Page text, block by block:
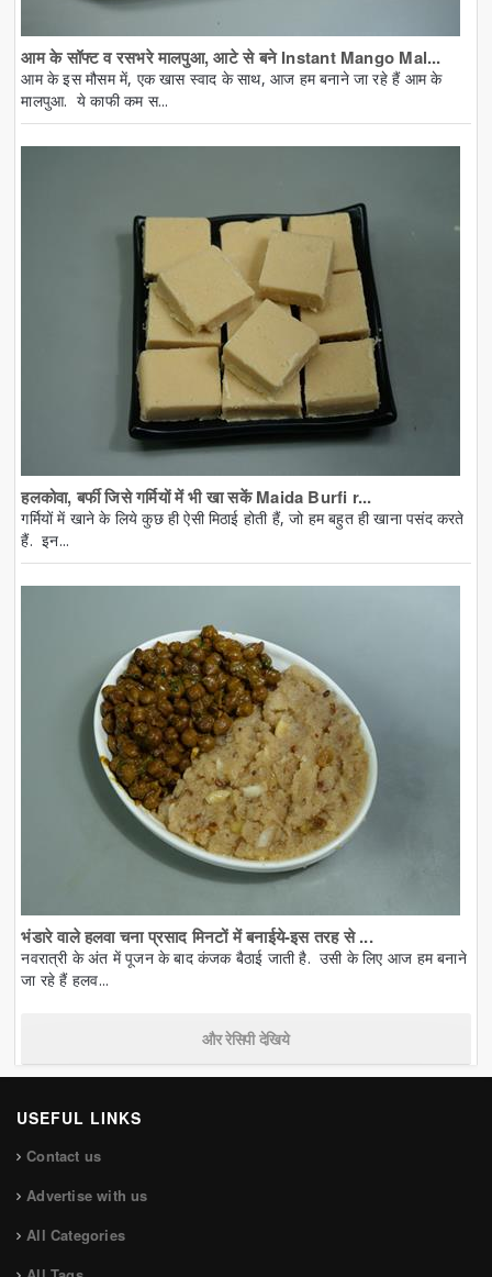
आम के सॉफ्ट व रसभरे मालपुआ, आटे से बने Instant Mango Mal...
आम के इस मौसम में, एक खास स्वाद के साथ, आज हम बनाने जा रहे हैं आम के
मालपुआ. ये काफी कम स...
हलकोवा, बर्फी जिसे गर्मियों में भी खा सकें Maida Burfi r...
गर्मियों में खाने के लिये कुछ ही ऐसी मिठाई होती हैं, जो हम बहुत ही खाना पसंद करते
हैं. इन...
भंडारे वाले हलवा चना प्रसाद मिनटों में बनाईये-इस तरह से ...
नवरात्री के अंत में पूजन के बाद कंजक बैठाई जाती है. उसी के लिए आज हम बनाने
जा रहे हैं हलव...
और रेसिपी देखिये
USEFUL LINKS
Contact us
Advertise with us
All Categories